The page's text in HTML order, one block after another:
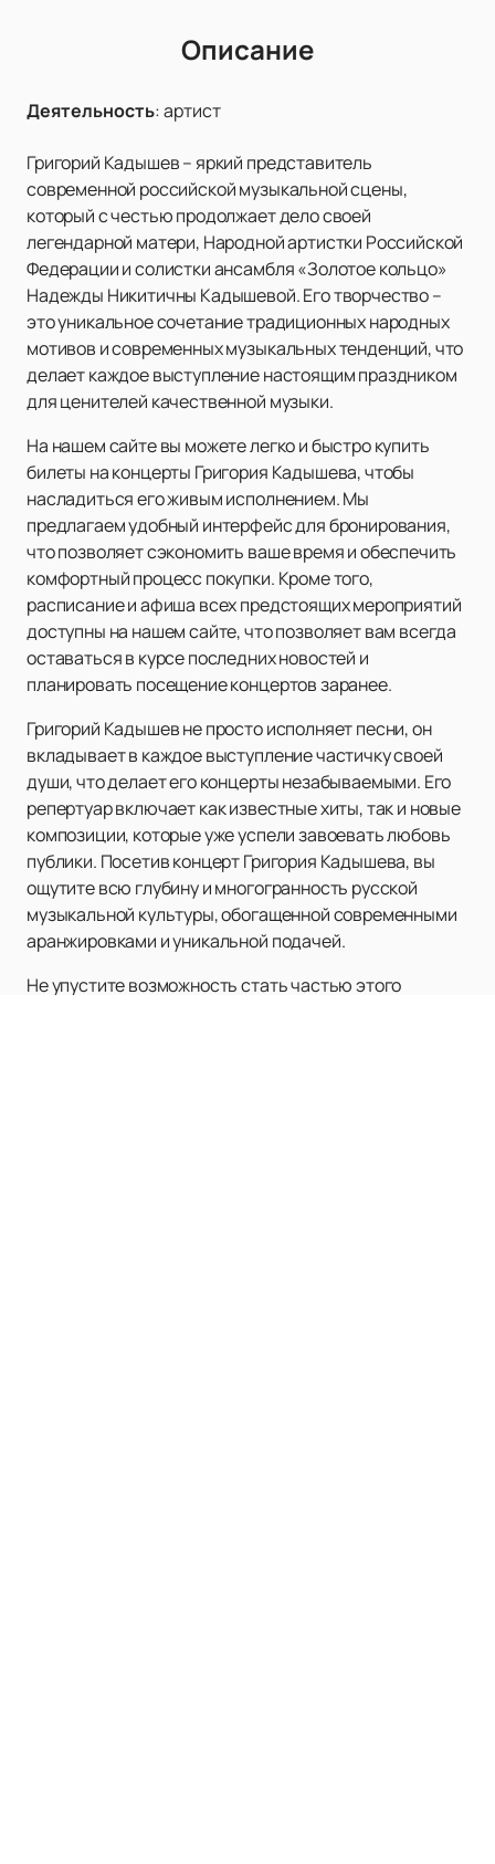
Описание
Деятельность:артист
Григорий Кадышев – яркий представитель
современной российской музыкальной сцены,
который с честью продолжает дело своей
легендарной матери, Народной артистки Российской
Федерации и солистки ансамбля «Золотое кольцо»
Надежды Никитичны Кадышевой. Его творчество –
это уникальное сочетание традиционных народных
мотивов и современных музыкальных тенденций, что
делает каждое выступление настоящим праздником
для ценителей качественной музыки.
На нашем сайте вы можете легко и быстро купить
билеты на концерты Григория Кадышева, чтобы
насладиться его живым исполнением. Мы
предлагаем удобный интерфейс для бронирования,
что позволяет сэкономить ваше время и обеспечить
комфортный процесс покупки. Кроме того,
расписание и афиша всех предстоящих мероприятий
доступны на нашем сайте, что позволяет вам всегда
оставаться в курсе последних новостей и
планировать посещение концертов заранее.
Григорий Кадышев не просто исполняет песни, он
вкладывает в каждое выступление частичку своей
души, что делает его концерты незабываемыми. Его
репертуар включает как известные хиты, так и новые
композиции, которые уже успели завоевать любовь
публики. Посетив концерт Григория Кадышева, вы
ощутите всю глубину и многогранность русской
музыкальной культуры, обогащенной современными
аранжировками и уникальной подачей.
Не упустите возможность стать частью этого